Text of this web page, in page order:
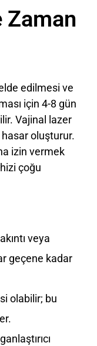
Zaman
edilmesi ve
için 4-8 gün
Vajinal lazer
oluşturur.
izin vermek
çoğu
veya
geçene kadar
olabilir; bu